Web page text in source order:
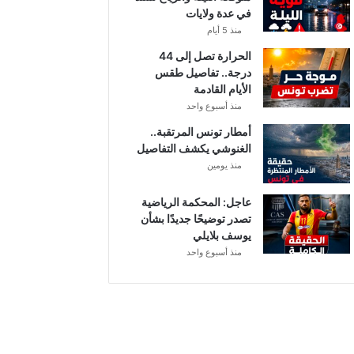
في عدة ولايات
منذ 5 أيام
الحرارة تصل إلى 44
درجة.. تفاصيل طقس
الأيام القادمة
منذ أسبوع واحد
أمطار تونس المرتقبة..
الغنوشي يكشف التفاصيل
منذ يومين
عاجل: المحكمة الرياضية
تصدر توضيحًا جديدًا بشأن
يوسف بلايلي
منذ أسبوع واحد